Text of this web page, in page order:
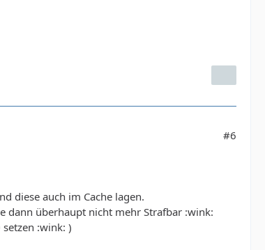
#6
diese auch im Cache lagen.
dann überhaupt nicht mehr Strafbar :wink:
:wink: )